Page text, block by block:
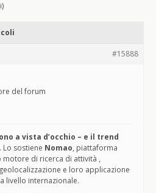
#15888
del forum
a vista d’occhio – e il trend
. Lo sostiene Nomao, piattaforma
motore di ricerca di attività ,
e loro applicazione
livello internazionale.